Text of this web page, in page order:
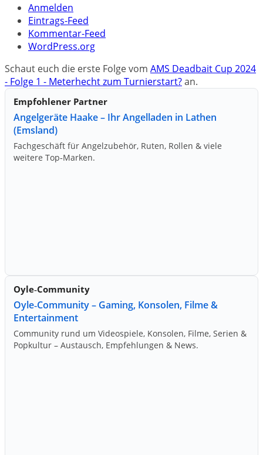
Anmelden
Eintrags-Feed
Kommentar-Feed
WordPress.org
Schaut euch die erste Folge vom AMS Deadbait Cup 2024
- Folge 1 - Meterhecht zum Turnierstart?an.
Empfohlener Partner
Angelgeräte Haake – Ihr Angelladen in Lathen
(Emsland)
Fachgeschäft für Angelzubehör, Ruten, Rollen & viele
weitere Top‑Marken.
Oyle‑Community
Oyle‑Community – Gaming, Konsolen, Filme &
Entertainment
Community rund um Videospiele, Konsolen, Filme, Serien &
Popkultur – Austausch, Empfehlungen & News.